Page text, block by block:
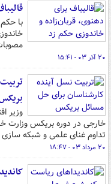
با
۲۰ آذر ۰۳ - ۱۵:۴۱
وزیر
خارجی در دوره بریکس وزارت
تداوم غنای علمی و شبکه
۲۰ مرداد ۰۳ - ۱۸:۴۷